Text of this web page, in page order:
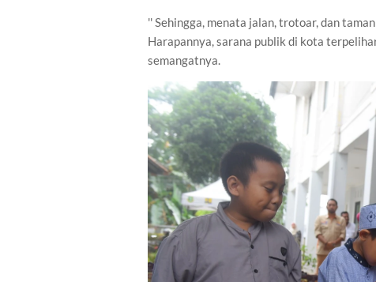
'' Sehingga, menata jalan, trotoar, dan
Harapannya, sarana publik di kota
semangatnya.